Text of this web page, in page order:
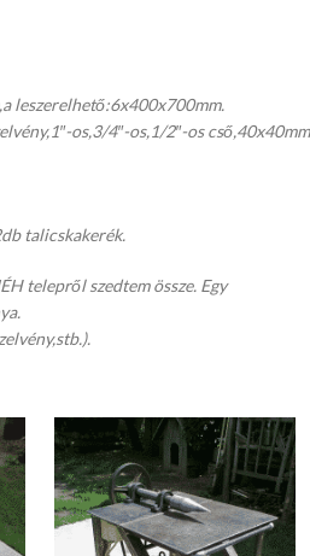
leszerelhető:6x400x700mm.
os,3/4″-os,1/2″-os cső,40x40mm
talicskakerék.
telepről szedtem össze. Egy